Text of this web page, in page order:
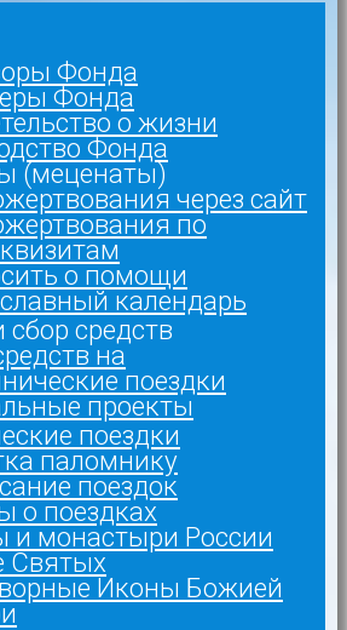
Фонда
Фонда
о жизни
Фонда
(меценаты)
через сайт
по
о помощи
календарь
средств
на
поездки
проекты
поездки
паломнику
поездок
о поездках
и монастыри России
Святых
Иконы Божией